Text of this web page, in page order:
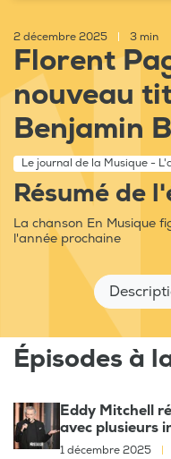
2 décembre 2025 3 min
Florent
nouveau
Benjamin
Le journal de la Musique -
Résumé de
La chanson En Musique
l'année prochaine
Épisodes à
Eddy Mitchell
avec plusieurs
1 décembre 2025